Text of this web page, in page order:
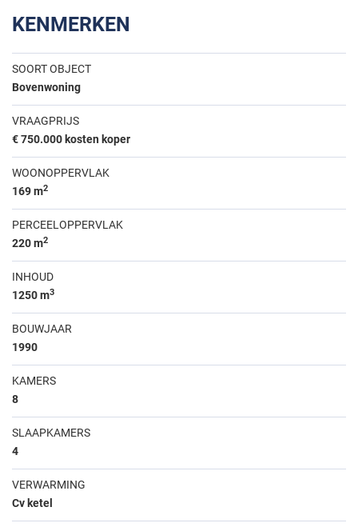
KENMERKEN
SOORT OBJECT
Bovenwoning
VRAAGPRIJS
€ 750.000 kosten koper
WOONOPPERVLAK
169 m2
PERCEELOPPERVLAK
220 m2
INHOUD
1250 m3
BOUWJAAR
1990
KAMERS
8
SLAAPKAMERS
4
VERWARMING
Cv ketel